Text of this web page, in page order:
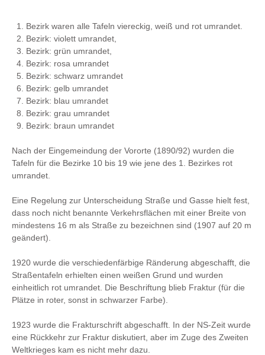
1. Bezirk waren alle Tafeln viereckig, weiß und rot umrandet.
2. Bezirk: violett umrandet,
3. Bezirk: grün umrandet,
4. Bezirk: rosa umrandet
5. Bezirk: schwarz umrandet
6. Bezirk: gelb umrandet
7. Bezirk: blau umrandet
8. Bezirk: grau umrandet
9. Bezirk: braun umrandet
Nach der Eingemeindung der Vororte (1890/92) wurden die
Tafeln für die Bezirke 10 bis 19 wie jene des 1. Bezirkes rot
umrandet.
Eine Regelung zur Unterscheidung Straße und Gasse hielt fest,
dass noch nicht benannte Verkehrsflächen mit einer Breite von
mindestens 16 m als Straße zu bezeichnen sind (1907 auf 20 m
geändert).
1920 wurde die verschiedenfärbige Ränderung abgeschafft, die
Straßentafeln erhielten einen weißen Grund und wurden
einheitlich rot umrandet. Die Beschriftung blieb Fraktur (für die
Plätze in roter, sonst in schwarzer Farbe).
1923 wurde die Frakturschrift abgeschafft. In der NS-Zeit wurde
eine Rückkehr zur Fraktur diskutiert, aber im Zuge des Zweiten
Weltkrieges kam es nicht mehr dazu.